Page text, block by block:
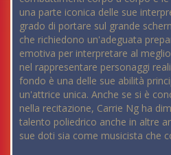
una parte iconica delle sue
grado di portare sul grande
che richiedono un'adeguata
emotiva per interpretare al
nel rappresentare personaggi
fondo è una delle sue abilità
un'attrice unica. Anche se si è
nella recitazione, Carrie Ng ha
talento poliedrico anche in altre
sue doti sia come musicista che